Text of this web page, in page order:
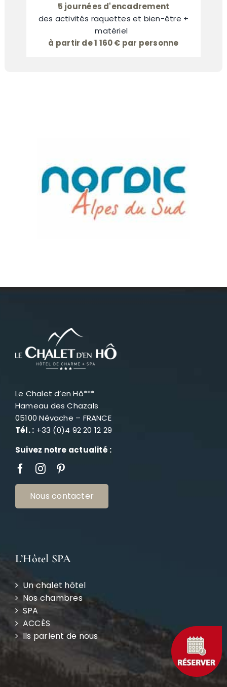
5 journées d'encadrement
des activités raquettes et bien-être +
matériel
à partir de 1 160 € par personne
Le Chalet d’en Hô***
Hameau des Chazals
05100 Névache – FRANCE
Tél. : +33 (0)4 92 20 12 29
Suivez notre actualité :
Nous contacter
L’Hôtel SPA
Un chalet hôtel
Nos chambres
SPA
ACCÈS
Ils parlent de nous